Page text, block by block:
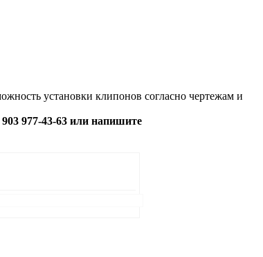
установки клипонов согласно чертежам и
903 977-43-63 или напишите